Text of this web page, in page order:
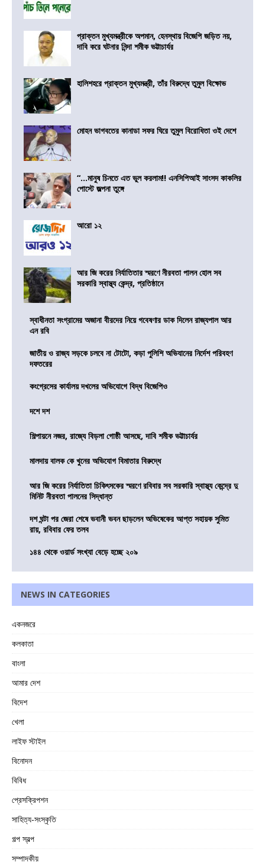
প্রাক্তন মুখ্যমন্ত্রীকে অপমান, হেনস্থায় বিজেপি জড়িত নয়,
দাবি করে ঘটনার নিন্দা শমীক ভট্টাচার্যর
হালিশহরে প্রাক্তন মুখ্যমন্ত্রী, তাঁর বিরুদ্ধে তুমুল বিক্ষোভ
মোহন ভাগবতের কানাডা সফর ঘিরে তুমুল বিরোধিতা ওই দেশে
“…মানুষ চিনতে এত ভুল করলাম!! এনসিপিআই সাংসদ কাকলির
পোস্টে জল্পনা তুঙ্গে
আরো ১২
আর জি করের নির্যাতিতার স্মরণে নীরবতা পালন হোল সব
সরকারি স্বাস্থ্য কেন্দ্র, প্রতিষ্ঠানে
স্বাধীনতা সংগ্রামের অজানা বীরদের নিয়ে গবেষণার ডাক দিলেন রাজ্যপাল আর
এন রবি
জাতীয় ও রাজ্য সড়কে চলবে না টোটো, কড়া পুলিশি অভিযানের নির্দেশ পরিবহণ
দফতরের
কংগ্রেসের কার্যালয় দখলের অভিযোগে বিদ্ধ বিজেপিও
দশে দশ
শিল্পায়নে নজর, রাজ্যে বিড়লা গোষ্ঠী আসছে, দাবি শমীক ভট্টাচার্যর
মালদায় বালক কে খুনের অভিযোগ বিমাতার বিরুদ্ধে
আর জি করের নির্যাতিতা চিকিৎসকের স্মরণে রবিবার সব সরকারি স্বাস্থ্য কেন্দ্রে দু
মিনিট নীরবতা পালনের সিদ্ধান্ত
দশ ঘন্টা পর জেরা শেষে ভবানী ভবন ছাড়লেন অভিষেকের আপ্ত সহায়ক সুমিত
রায়, রবিবার ফের তলব
১৪৪ থেকে ওয়ার্ড সংখ্যা বেড়ে হচ্ছে ২০৯
NEWS IN CATEGORIES
একনজরে
কলকাতা
বাংলা
আমার দেশ
বিদেশ
খেলা
লাইফ স্টাইল
বিনোদন
বিবিধ
প্রেসক্রিপশন
সাহিত্য-সংস্কৃতি
গল্প স্বল্প
সম্পাদকীয়